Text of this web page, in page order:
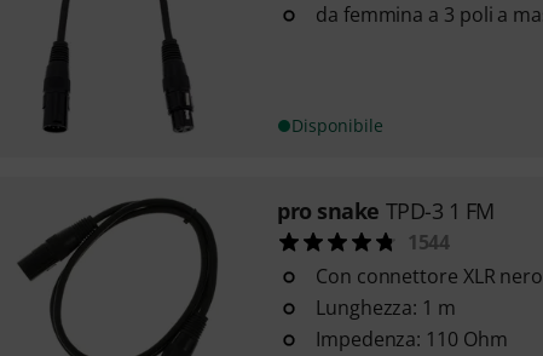
da femmina a 3 poli a
Disponibile
pro snake TPD-3 1 FM
1544
Con connettore XLR
Lunghezza: 1 m
Impedenza: 110 Ohm